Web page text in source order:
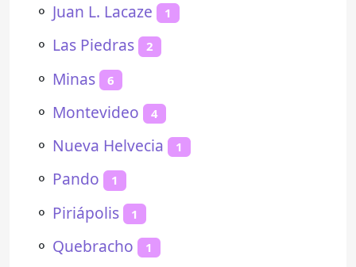
⚬ Juan L. Lacaze 1
⚬ Las Piedras 2
⚬ Minas 6
⚬ Montevideo 4
⚬ Nueva Helvecia 1
⚬ Pando 1
⚬ Piriápolis 1
⚬ Quebracho 1